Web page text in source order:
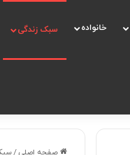
خانواده سبک زندگی
صفحه اصلی /